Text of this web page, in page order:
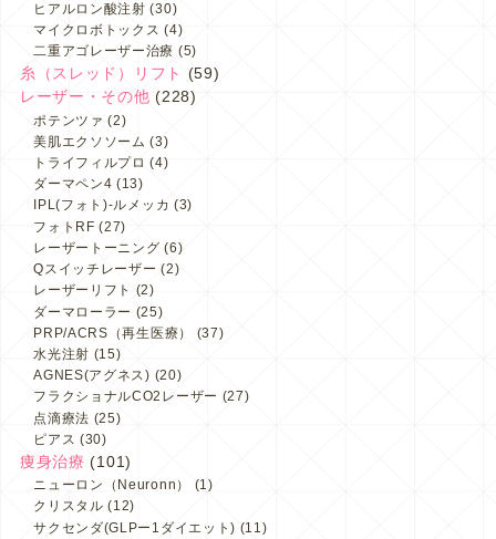
ヒアルロン酸注射 (30)
マイクロボトックス (4)
二重アゴレーザー治療 (5)
糸（スレッド）リフト (59)
レーザー・その他 (228)
ポテンツァ (2)
美肌エクソソーム (3)
トライフィルプロ (4)
ダーマペン4 (13)
IPL(フォト)-ルメッカ (3)
フォトRF (27)
レーザートーニング (6)
Qスイッチレーザー (2)
レーザーリフト (2)
ダーマローラー (25)
PRP/ACRS（再生医療）
(37)
水光注射 (15)
AGNES(アグネス) (20)
フラクショナルCO2レーザー (27)
点滴療法 (25)
ピアス (30)
痩身治療 (101)
ニューロン（Neuronn）
(1)
クリスタル (12)
サクセンダ(GLPー1ダイエット) (11)